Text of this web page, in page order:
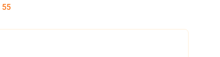
54